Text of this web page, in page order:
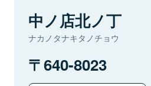
中ノ店北ノ丁
ナカノタナキタノチョウ
640-8023